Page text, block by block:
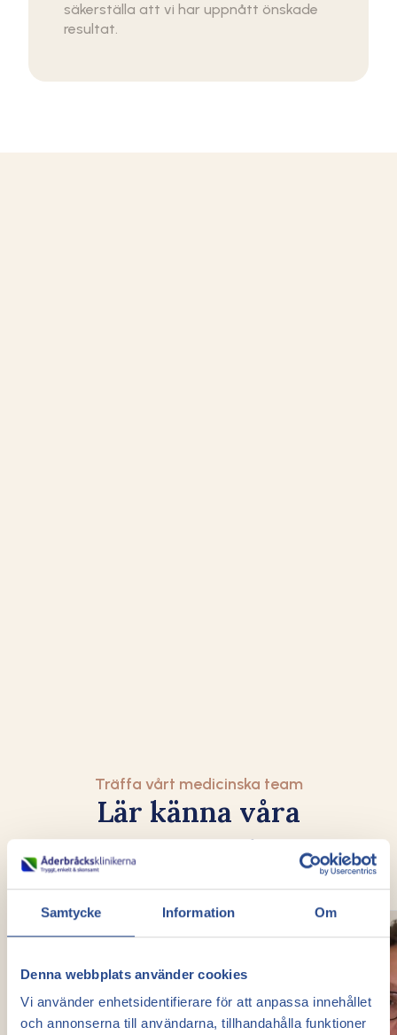
Samtycke Information Om
Denna webbplats använder cookies
Vi använder enhetsidentifierare för att anpassa innehållet
och annonserna till användarna, tillhandahålla funktioner
säkerställa att vi har uppnått önskade
resultat.
Träffa vårt medicinska team
Lär känna våra
venexperter innan
ditt besök